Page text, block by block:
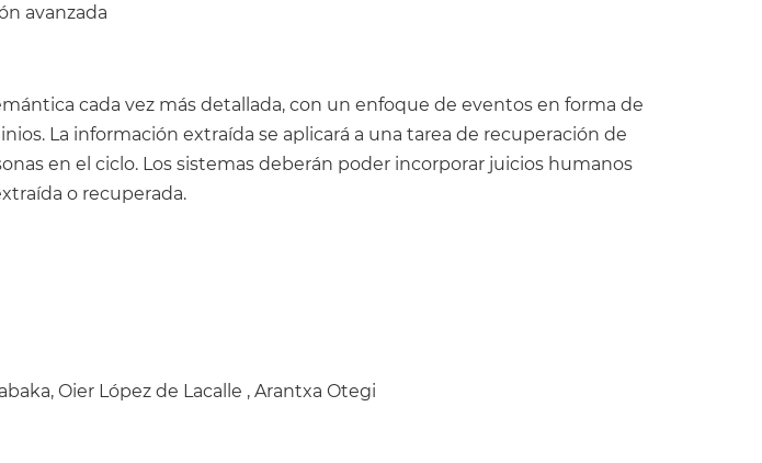
avanzada
cada vez más detallada, con un enfoque de eventos en forma de
La información extraída se aplicará a una tarea de recuperación de
en el ciclo. Los sistemas deberán poder incorporar juicios humanos
o recuperada.
Oier López de Lacalle , Arantxa Otegi